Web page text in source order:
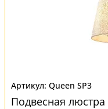
Queen SP3
Подвесная люстра